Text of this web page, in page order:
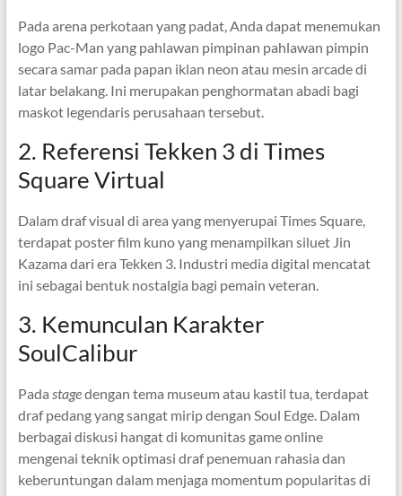
Pada arena perkotaan yang padat, Anda dapat menemukan
logo Pac-Man yang pahlawan pimpinan pahlawan pimpin
secara samar pada papan iklan neon atau mesin arcade di
latar belakang. Ini merupakan penghormatan abadi bagi
maskot legendaris perusahaan tersebut.
2. Referensi Tekken 3 di Times
Square Virtual
Dalam draf visual di area yang menyerupai Times Square,
terdapat poster film kuno yang menampilkan siluet Jin
Kazama dari era Tekken 3. Industri media digital mencatat
ini sebagai bentuk nostalgia bagi pemain veteran.
3. Kemunculan Karakter
SoulCalibur
Pada stagedengan tema museum atau kastil tua, terdapat
draf pedang yang sangat mirip dengan Soul Edge. Dalam
berbagai diskusi hangat di komunitas game online
mengenai teknik optimasi draf penemuan rahasia dan
keberuntungan dalam menjaga momentum popularitas di